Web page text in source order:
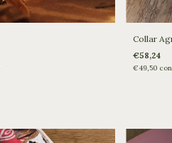
Collar
€58,24
€49,50 con